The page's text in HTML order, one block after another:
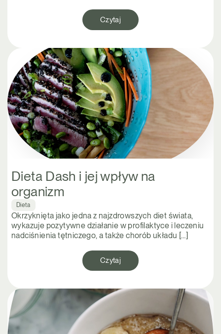
Czytaj
Dieta Dash i jej wpływ na
organizm
Dieta
Okrzyknięta jako jedna z najzdrowszych diet świata,
wykazuje pozytywne działanie w profilaktyce i leczeniu
nadciśnienia tętniczego, a także chorób układu […]
Czytaj